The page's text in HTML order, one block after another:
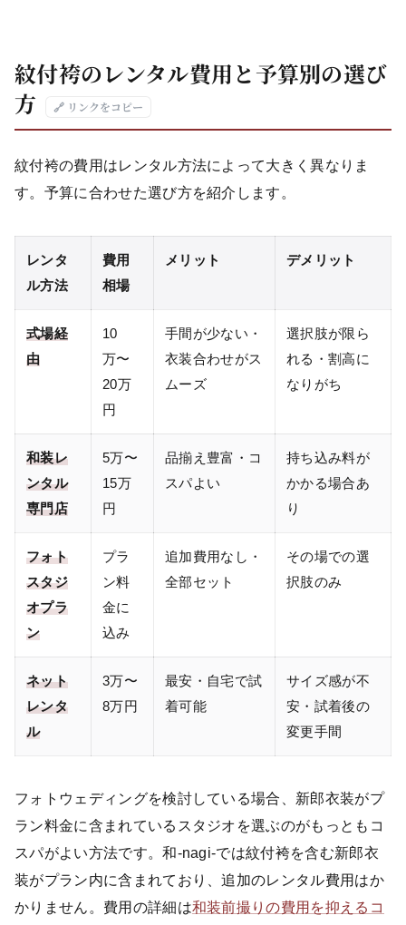
紋付袴のレンタル費用と予算別の選び
方
🔗 リンクをコピー
紋付袴の費用はレンタル方法によって大きく異なりま
す。予算に合わせた選び方を紹介します。
レンタ
ル方法
費用
相場
メリット デメリット
式場経
由
10
万〜
20万
円
手間が少ない・
衣装合わせがス
ムーズ
選択肢が限ら
れる・割高に
なりがち
和装レ
ンタル
専門店
5万〜
15万
円
品揃え豊富・コ
スパよい
持ち込み料が
かかる場合あ
り
フォト
スタジ
オプラ
ン
プラ
ン料
金に
込み
追加費用なし・
全部セット
その場での選
択肢のみ
ネット
レンタ
ル
3万〜
8万円
最安・自宅で試
着可能
サイズ感が不
安・試着後の
変更手間
フォトウェディングを検討している場合、新郎衣装がプ
ラン料金に含まれているスタジオを選ぶのがもっともコ
スパがよい方法です。和-nagi-では紋付袴を含む新郎衣
装がプラン内に含まれており、追加のレンタル費用はか
かりません。費用の詳細は和装前撮りの費用を抑えるコ